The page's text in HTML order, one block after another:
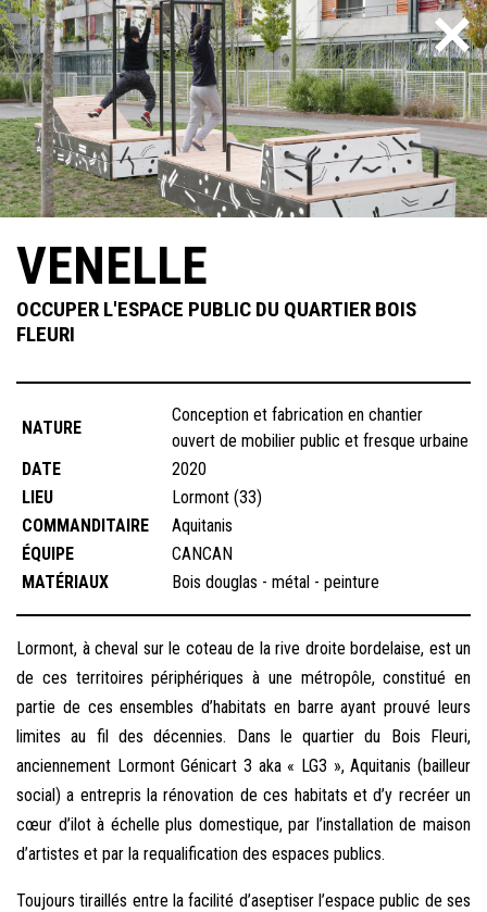
Skip
to
content
VENELLE
OCCUPER L'ESPACE PUBLIC DU QUARTIER BOIS
FLEURI
NATURE
Conception et fabrication en chantier
ouvert de mobilier public et fresque urbaine
DATE
2020
LIEU
Lormont (33)
COMMANDITAIRE
Aquitanis
ÉQUIPE
CANCAN
MATÉRIAUX
Bois douglas - métal - peinture
Lormont, à cheval sur le coteau de la rive droite bordelaise, est un
de ces territoires périphériques à une métropôle, constitué en
partie de ces ensembles d’habitats en barre ayant prouvé leurs
limites au fil des décennies. Dans le quartier du Bois Fleuri,
anciennement Lormont Génicart 3 aka « LG3 », Aquitanis (bailleur
social) a entrepris la rénovation de ces habitats et d’y recréer un
cœur d’ilot à échelle plus domestique, par l’installation de maison
d’artistes et par la requalification des espaces publics.
Toujours tiraillés entre la facilité d’aseptiser l’espace public de ses